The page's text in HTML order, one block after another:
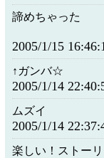
諦めちゃった
2005/1/15
↑ガンバ☆
2005/1/14
ムズイ
2005/1/14
楽しい！ストー